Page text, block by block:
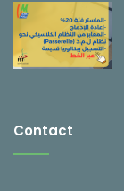
Contact